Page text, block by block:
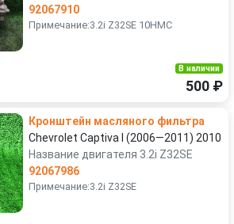
92067910
Примечание:3.2i Z32SE 10HMC
В наличии
500 ₽
Кронштейн масляного фильтра
Chevrolet Captiva I (2006—2011) 2010
Название двигателя 3.2i Z32SE
92067986
Примечание:3.2i Z32SE